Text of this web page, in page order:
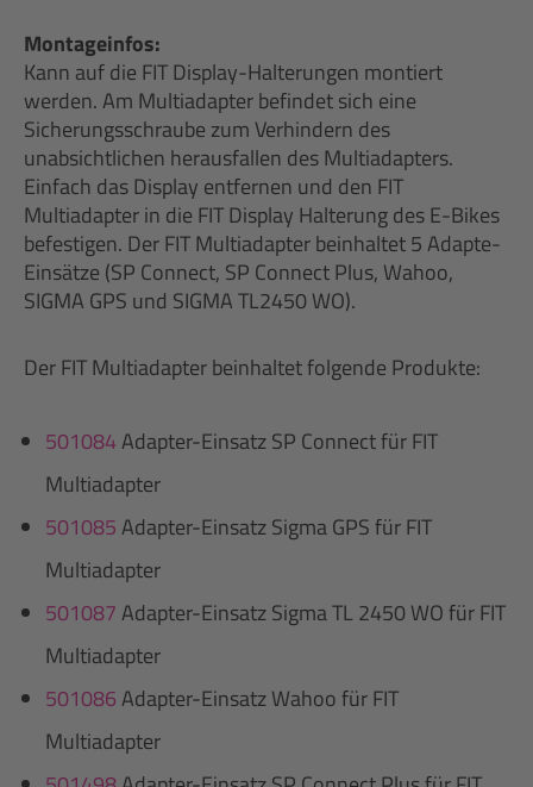
Montageinfos:
Kann auf die FIT Display-Halterungen montiert
werden. Am Multiadapter befindet sich eine
Sicherungsschraube zum Verhindern des
unabsichtlichen herausfallen des Multiadapters.
Einfach das Display entfernen und den FIT
Multiadapter in die FIT Display Halterung des E-Bikes
befestigen. Der FIT Multiadapter beinhaltet 5 Adapte-
Einsätze (SP Connect, SP Connect Plus, Wahoo,
SIGMA GPS und SIGMA TL2450 WO).
Der FIT Multiadapter beinhaltet folgende Produkte:
501084Adapter-Einsatz SP Connect für FIT
Multiadapter
501085Adapter-Einsatz Sigma GPS für FIT
Multiadapter
501087Adapter-Einsatz Sigma TL 2450 WO für FIT
Multiadapter
501086Adapter-Einsatz Wahoo für FIT
Multiadapter